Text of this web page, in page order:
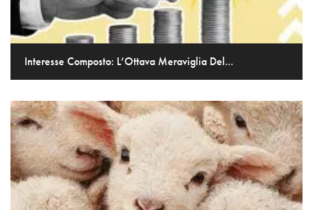
Interesse Composto: L’Ottava Meraviglia Del...